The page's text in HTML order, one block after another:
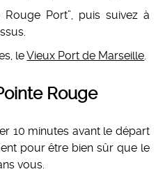
Rouge Port”, puis suivez à
leVieux Port de Marseille.
Rouge
10 minutes avant le départ
pour être bien sûr que le
vous.